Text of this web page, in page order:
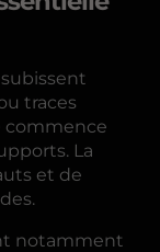
traces
commence
La
et de
notamment